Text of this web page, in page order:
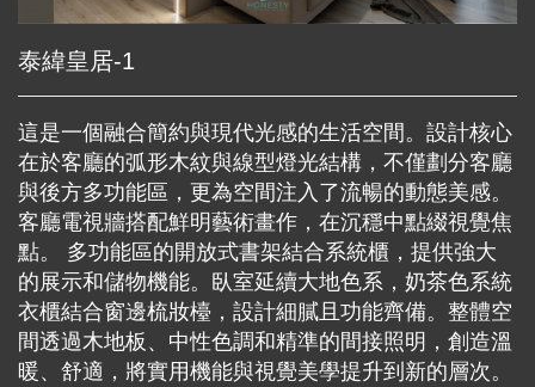
泰緯皇居-1
這是一個融合簡約與現代光感的生活空間。設計核心
在於客廳的弧形木紋與線型燈光結構，不僅劃分客廳
與後方多功能區，更為空間注入了流暢的動態美感。
客廳電視牆搭配鮮明藝術畫作，在沉穩中點綴視覺焦
點。 多功能區的開放式書架結合系統櫃，提供強大
的展示和儲物機能。臥室延續大地色系，奶茶色系統
衣櫃結合窗邊梳妝檯，設計細膩且功能齊備。整體空
間透過木地板、中性色調和精準的間接照明，創造溫
暖、舒適，將實用機能與視覺美學提升到新的層次。